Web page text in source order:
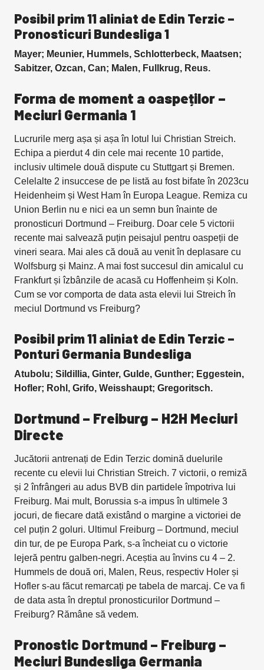
Posibil prim 11 aliniat de Edin Terzic –
Pronosticuri Bundesliga 1
Mayer; Meunier, Hummels, Schlotterbeck, Maatsen;
Sabitzer, Ozcan, Can; Malen, Fullkrug, Reus.
Forma de moment a oaspeților –
Meciuri Germania 1
Lucrurile merg așa și așa în lotul lui Christian Streich.
Echipa a pierdut 4 din cele mai recente 10 partide,
inclusiv ultimele două dispute cu Stuttgart și Bremen.
Celelalte 2 insuccese de pe listă au fost bifate în 2023cu
Heidenheim și West Ham în Europa League. Remiza cu
Union Berlin nu e nici ea un semn bun înainte de
pronosticuri Dortmund – Freiburg. Doar cele 5 victorii
recente mai salvează puțin peisajul pentru oaspeții de
vineri seara. Mai ales că două au venit în deplasare cu
Wolfsburg și Mainz. A mai fost succesul din amicalul cu
Frankfurt și îzbânzile de acasă cu Hoffenheim și Koln.
Cum se vor comporta de data asta elevii lui Streich în
meciul Dortmund vs Freiburg?
Posibil prim 11 aliniat de Edin Terzic –
Ponturi Germania Bundesliga
Atubolu; Sildillia, Ginter, Gulde, Gunther; Eggestein,
Hofler; Rohl, Grifo, Weisshaupt; Gregoritsch.
Dortmund – Freiburg – H2H Meciuri
Directe
Jucătorii antrenați de Edin Terzic domină duelurile
recente cu elevii lui Christian Streich. 7 victorii, o remiză
și 2 înfrângeri au adus BVB din partidele împotriva lui
Freiburg. Mai mult, Borussia s-a impus în ultimele 3
jocuri, de fiecare dată existând o margine a victoriei de
cel puțin 2 goluri. Ultimul Freiburg – Dortmund, meciul
din tur, de pe Europa Park, s-a încheiat cu o victorie
lejeră pentru galben-negri. Aceștia au învins cu 4 – 2.
Hummels de două ori, Malen, Reus, respectiv Holer și
Hofler s-au făcut remarcați pe tabela de marcaj. Ce va fi
de data asta în dreptul pronosticurilor Dortmund –
Freiburg? Rămâne să vedem.
Pronostic Dortmund – Freiburg –
Meciuri Bundesliga Germania